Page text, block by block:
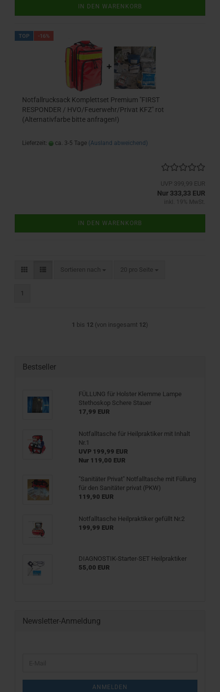
IN DEN WARENKORB
TOP -16%
Notfallrucksack Komplettset Premium "FIRST
RESPONDER / HVO/Feuerwehr/Privat KFZ" rot
(Alternativfarbe bitte anfragen!)
Lieferzeit: ca. 3-5 Tage (Ausland abweichend)
UVP 399,99 EUR
Nur 333,33 EUR
inkl. 19% MwSt.
IN DEN WARENKORB
Sortieren nach
Sortieren nach 20 pro Seite
pro Seite
1
1 bis 12 (von insgesamt 12)
Bestseller
FÜLLUNG für Holster Klemme Lampe
Stethoskop Schere Stauer
17,99 EUR
Notfalltasche für Heilpraktiker mit Inhalt
Nr.1
UVP 199,99 EUR
Nur 119,00 EUR
"Sanitäter Privat" Notfalltasche mit Füllung
für den Sanitäter privat (PKW)
119,90 EUR
Notfalltasche Heilpraktiker gefüllt Nr.2
199,99 EUR
DIAGNOSTIK-Starter-SET Heilpraktiker
55,00 EUR
Newsletter-Anmeldung
ANMELDEN